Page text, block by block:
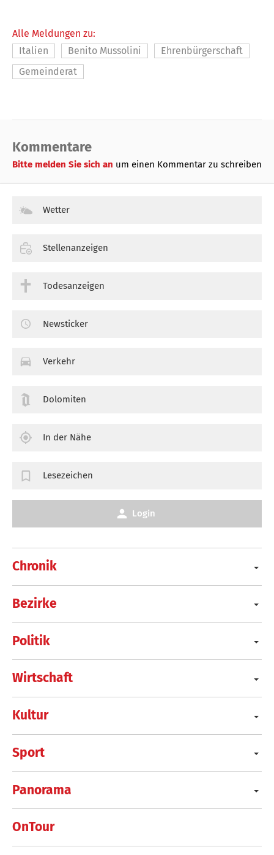
Alle Meldungen zu:
Italien
Benito Mussolini
Ehrenbürgerschaft
Gemeinderat
Kommentare
Bitte melden Sie sich an um einen Kommentar zu schreiben
Chronik
Bezirke
Politik
Wirtschaft
Kultur
Sport
Panorama
OnTour
Wetter
Stellenanzeigen
Todesanzeigen
Newsticker
Verkehr
Dolomiten
In der Nähe
Lesezeichen
Login